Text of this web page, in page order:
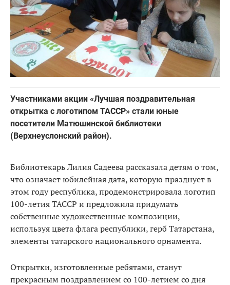
Участниками акции «Лучшая поздравительная
открытка с логотипом ТАССР» стали юные
посетители Матюшинской библиотеки
(Верхнеуслонский район).
Библиотекарь Лилия Садеева рассказала детям о том,
что означает юбилейная дата, которую празднует в
этом году республика, продемонстрировала логотип
100-летия ТАССР и предложила придумать
собственные художественные композиции,
используя цвета флага республики, герб Татарстана,
элементы татарского национального орнамента.
Открытки, изготовленные ребятами, станут
прекрасным поздравлением со 100-летием со дня